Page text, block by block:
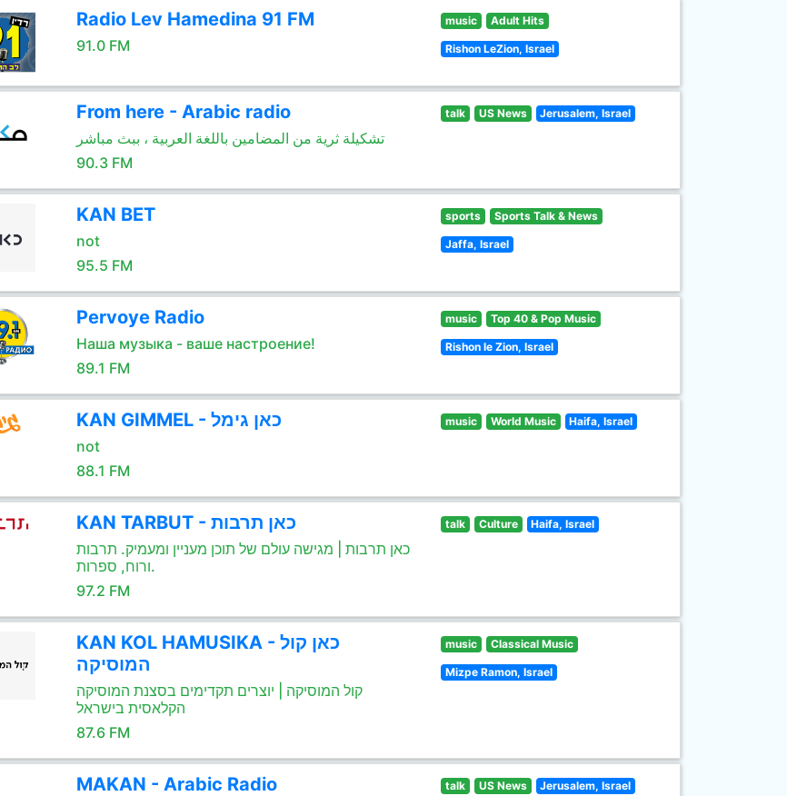
Radio Lev Hamedina 91 FM
91.0 FM
music Adult Hits
Rishon LeZion, Israel
From here - Arabic radio
تشكيلة ثرية من المضامين باللغة العربية ، ببث مباشر
90.3 FM
talk US News Jerusalem, Israel
KAN BET
not
95.5 FM
sports Sports Talk & News
Jaffa, Israel
Pervoye Radio
Наша музыка - ваше настроение!
89.1 FM
music Top 40 & Pop Music
Rishon le Zion, Israel
KAN GIMMEL - כאן גימל
not
88.1 FM
music World Music Haifa, Israel
KAN TARBUT - כאן תרבות
כאן תרבות | מגישה עולם של תוכן מעניין ומעמיק. תרבות
ורוח, ספרות.
97.2 FM
talk Culture Haifa, Israel
KAN KOL HAMUSIKA - כאן קול
המוסיקה
קול המוסיקה | יוצרים תקדימים בסצנת המוסיקה
הקלאסית בישראל
87.6 FM
music Classical Music
Mizpe Ramon, Israel
MAKAN - Arabic Radio talk US News Jerusalem, Israel